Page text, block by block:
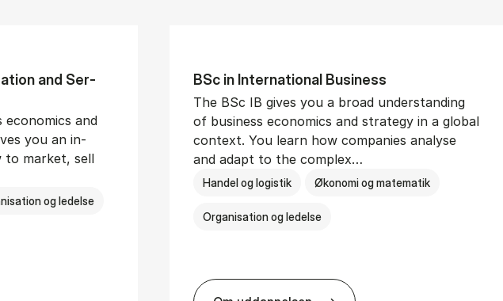
and Ser­
economics and
you an in-
to market, sell
og ledelse
BSc in In­ter­na­tion­al Busi­ness
The BSc IB gives you a broad understanding
of business economics and strategy in a global
context. You learn how companies analyse
and adapt to the complex…
Handel og logistik Økonomi og matematik
Organisation og ledelse